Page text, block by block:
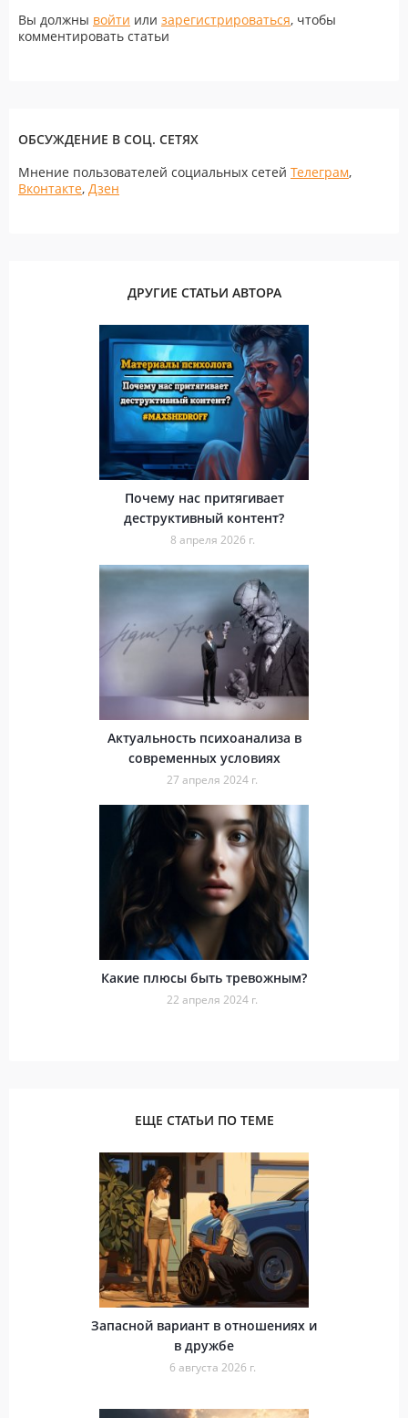
Вы должны войти или зарегистрироваться, чтобы
комментировать статьи
ОБСУЖДЕНИЕ В СОЦ. СЕТЯХ
Мнение пользователей социальных сетей Телеграм,
Вконтакте, Дзен
ДРУГИЕ СТАТЬИ АВТОРА
Почему нас притягивает
деструктивный контент?
8 апреля 2026 г.
Актуальность психоанализа в
современных условиях
27 апреля 2024 г.
Какие плюсы быть тревожным?
22 апреля 2024 г.
ЕЩЕ СТАТЬИ ПО ТЕМЕ
Запасной вариант в отношениях и
в дружбе
6 августа 2026 г.